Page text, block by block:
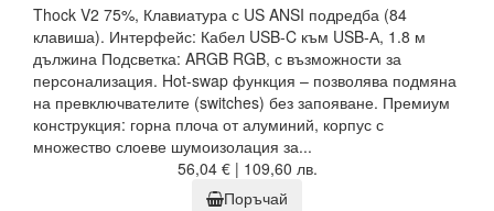
Thock V2 75%, Клавиатура с US ANSI подредба (84
клавиша). Интерфейс: Кабел USB-C към USB-А, 1.8 м
дължина Подсветка: ARGB RGB, с възможности за
персонализация. Hot-swap функция – позволява подмяна
на превключвателите (switches) без запояване. Премиум
конструкция: горна плоча от алуминий, корпус с
множество слоеве шумоизолация за...
56,04 € | 109,60 лв.
Поръчай